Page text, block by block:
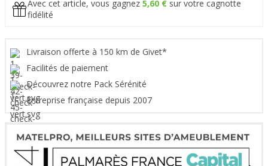
Avec cet article, vous gagnez 5,60 € sur votre cagnotte
fidélité
Livraison offerte à 150 km de Givet*
Facilités de paiement
Découvrez notre Pack Sérénité
Entreprise française depuis 2007